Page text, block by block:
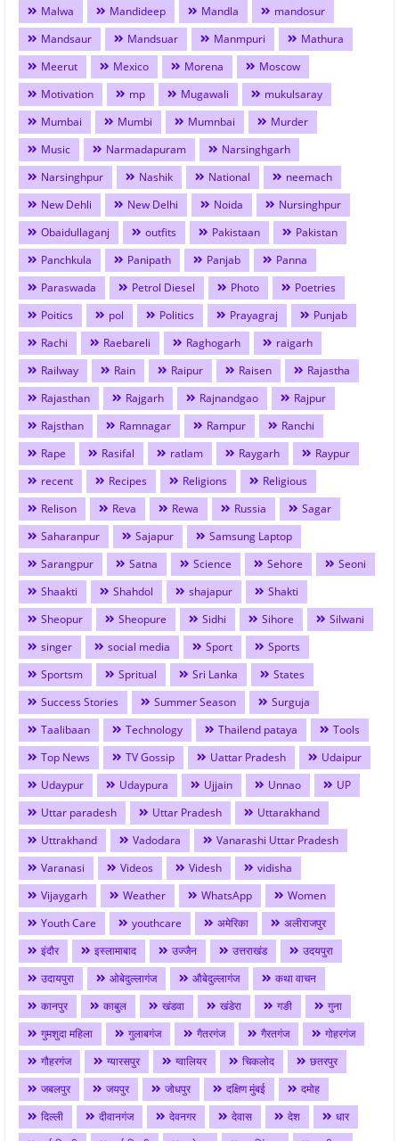
Malwa
Mandideep Mandla
mandosur
Mandsaur
Mandsuar Manmpuri
Mathura
Meerut
Mexico Morena
Moscow
Motivation
mp Mugawali
mukulsaray
Mumbai
Mumbi Mumnbai
Murder
Music
Narmadapuram
Narsinghgarh
Narsinghpur
Nashik National
neemach
New Dehli
New Delhi Noida
Nursinghpur
Obaidullaganj
outfits Pakistaan
Pakistan
Panchkula
Panipath Panjab
Panna
Paraswada
Petrol Diesel Photo
Poetries
Poitics
pol Politics Prayagraj
Punjab
Rachi
Raebareli Raghogarh
raigarh
Railway
Rain Raipur Raisen
Rajastha
Rajasthan
Rajgarh Rajnandgao
Rajpur
Rajsthan
Ramnagar Rampur
Ranchi
Rape
Rasifal ratlam Raygarh
Raypur
recent
Recipes Religions
Religious
Relison
Reva Rewa Russia
Sagar
Saharanpur
Sajapur
Samsung Laptop
Sarangpur
Satna Science Sehore
Seoni
Shaakti
Shahdol shajapur
Shakti
Sheopur
Sheopure Sidhi Sihore
Silwani
singer
social media Sport
Sports
Sportsm
Spritual Sri Lanka
States
Success Stories
Summer Season
Surguja
Taalibaan
Technology Thailend pataya
Tools
Top News
TV Gossip Uattar Pradesh
Udaipur
Udaypur
Udaypura Ujjain Unnao
UP
Uttar paradesh
Uttar Pradesh
Uttarakhand
Uttrakhand
Vadodara
Vanarashi Uttar Pradesh
Varanasi
Videos Videsh
vidisha
Vijaygarh
Weather WhatsApp
Women
Youth Care
youthcare अमेरिका
अलीराजपुर
इंदौर
इस्लामाबाद उज्जैन उत्तराखंड
उदयपुरा
उदायपुरा
ओबेदुल्लागंज औबेदुल्लागंज
कथा वाचन
कानपुर
काबुल खंडवा खंडेरा गङी
गुना
गुमशुदा महिला
गुलाबगंज गैतरगंज गैरतगंज
गोहरगंज
गौहरगंज
ग्यारसपुर ग्वालियर चिकलोद
छतरपुर
जबलपुर
जयपुर जोधपुर दक्षिण मुंबई
दमोह
दिल्ली
दीवानगंज देवनगर देवास देश
धार